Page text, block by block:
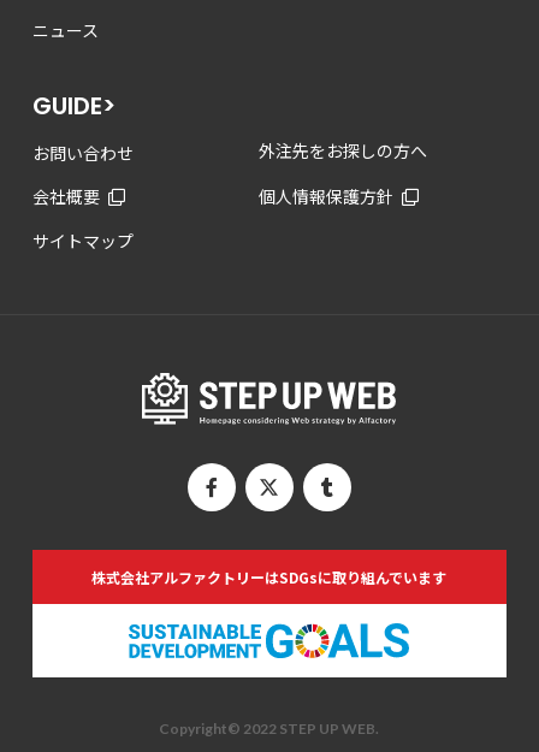
ニュース
GUIDE>
お問い合わせ
外注先をお探しの方へ
会社概要
個人情報保護方針
サイトマップ
株式会社アルファクトリーはSDGsに取り組んでいます
Copyright© 2022 STEP UP WEB.